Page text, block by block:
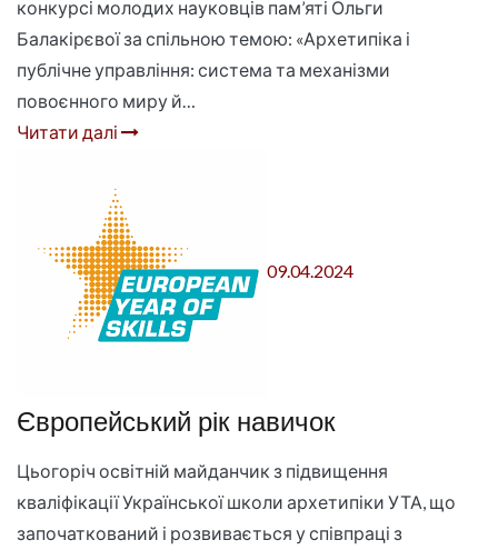
конкурсі молодих науковців пам’яті Ольги
Балакірєвої за спільною темою: «Архетипіка і
публічне управління: система та механізми
повоєнного миру й…
Читати далі
09.04.2024
Європейський рік навичок
Цьогоріч освітній майданчик з підвищення
кваліфікації Української школи архетипіки УТА, що
започаткований і розвивається у співпраці з